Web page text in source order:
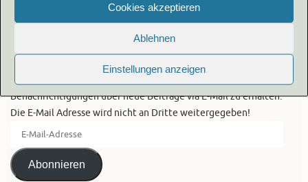
Cookies akzeptieren
Ablehnen
Einstellungen anzeigen
Gib deine E-Mail-Adresse an, um diesen Blog zu abonnieren und
Benachrichtigungen über neue Beiträge via E-Mail zu erhalten.
Die E-Mail Adresse wird nicht an Dritte weitergegeben!
Mail-
AdresseAbonnieren